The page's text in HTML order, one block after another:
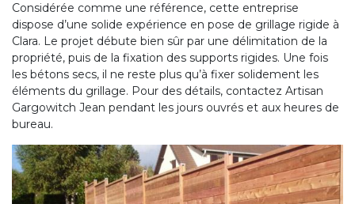
Considérée comme une référence, cette entreprise
dispose d’une solide expérience en pose de grillage rigide à
Clara. Le projet débute bien sûr par une délimitation de la
propriété, puis de la fixation des supports rigides. Une fois
les bétons secs, il ne reste plus qu’à fixer solidement les
éléments du grillage. Pour des détails, contactez Artisan
Gargowitch Jean pendant les jours ouvrés et aux heures de
bureau.